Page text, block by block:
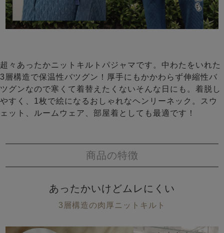
超々あったかニットキルトパジャマです。中わたをいれた
3層構造で保温性バツグン！厚手にもかかわらず伸縮性バ
ツグンなので寒くて着替えたくないそんな日にも。着脱し
やすく、1枚で絵になるおしゃれなヘンリーネック。スウ
ェット、ルームウェア、部屋着としても最適です！
商品の特徴
あったかいけどムレにくい
3層構造の肉厚ニットキルト